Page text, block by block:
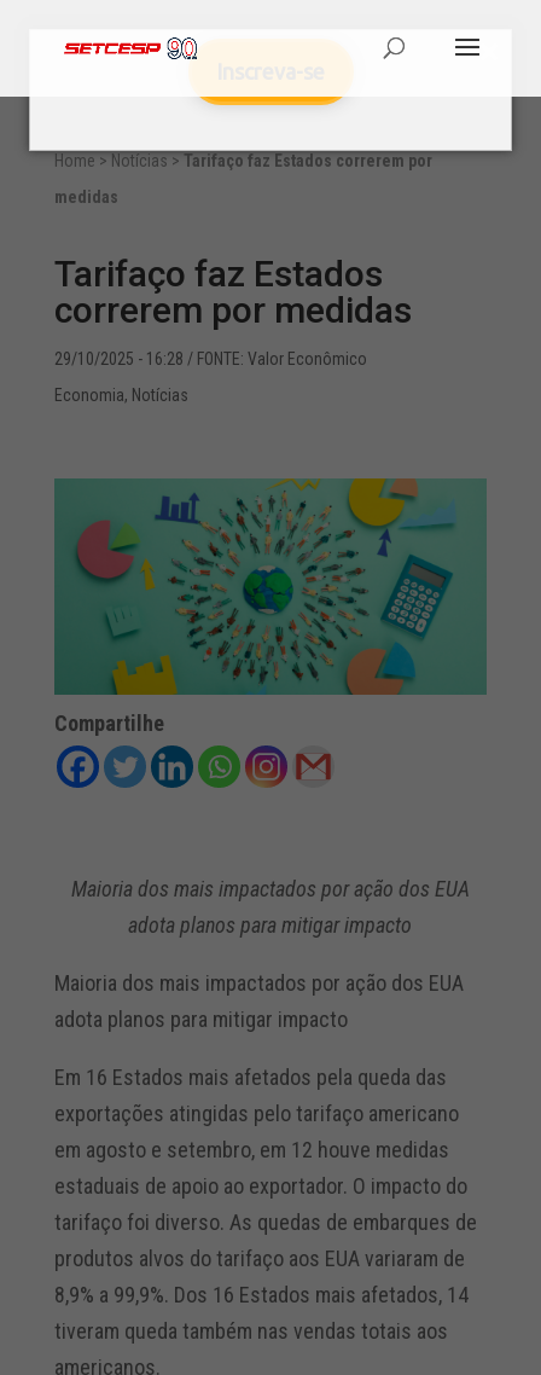
Home > Notícias > Tarifaço faz Estados correrem por
medidas
Tarifaço faz Estados
correrem por medidas
29/10/2025 - 16:28 / FONTE: Valor Econômico
Economia, Notícias
Compartilhe
Maioria dos mais impactados por ação dos EUA
adota planos para mitigar impacto
Maioria dos mais impactados por ação dos EUA
adota planos para mitigar impacto
Em 16 Estados mais afetados pela queda das
exportações atingidas pelo tarifaço americano
em agosto e setembro, em 12 houve medidas
estaduais de apoio ao exportador. O impacto do
tarifaço foi diverso. As quedas de embarques de
produtos alvos do tarifaço aos EUA variaram de
8,9% a 99,9%. Dos 16 Estados mais afetados, 14
tiveram queda também nas vendas totais aos
americanos.